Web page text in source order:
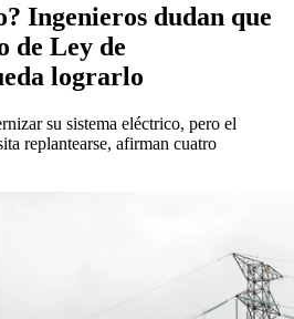
Ingenieros dudan que
de Ley de
lograrlo
su sistema eléctrico, pero el
replantearse, afirman cuatro